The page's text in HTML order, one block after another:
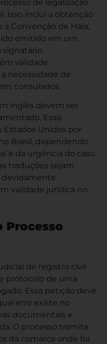
de legalização
Isso inclui a obtenção
Convenção de Haia,
emitido em um
signatário.
validade
necessidade de
consulados.
inglês devem ser
Essa
Estados Unidos por
Brasil, dependendo
e da urgência do caso.
traduções sejam
devidamente
validade jurídica no
Processo
de registro civil
protocolo de uma
Essa petição deve
erro existe no
documentais e
O processo tramita
da comarca onde foi